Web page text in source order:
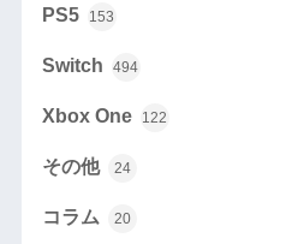
PS5 153
Switch 494
Xbox One 122
その他 24
コラム 20